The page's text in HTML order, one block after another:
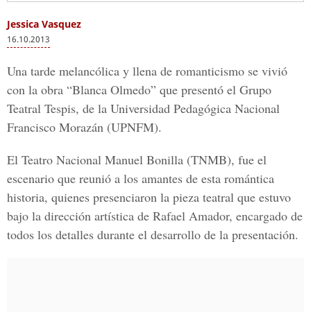
Jessica Vasquez
16.10.2013
Una tarde melancólica y llena de romanticismo se vivió
con la obra “Blanca Olmedo” que presentó el Grupo
Teatral Tespis, de la Universidad Pedagógica Nacional
Francisco Morazán (UPNFM).
El Teatro Nacional Manuel Bonilla (TNMB), fue el
escenario que reunió a los amantes de esta romántica
historia, quienes presenciaron la pieza teatral que estuvo
bajo la dirección artística de Rafael Amador, encargado de
todos los detalles durante el desarrollo de la presentación.